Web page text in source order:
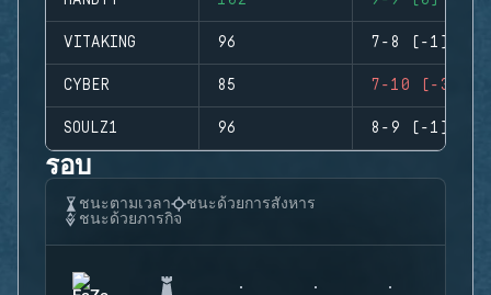
VITAKING 96 7-8 (-1)
CYBER 85 7-10 (-3)
SOULZ1 96 8-9 (-1)
รอบ
ชนะตามเวลา
ชนะด้วยการสังหาร
ชนะด้วยภารกิจ